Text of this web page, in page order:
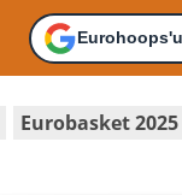
Eurobasket 2025